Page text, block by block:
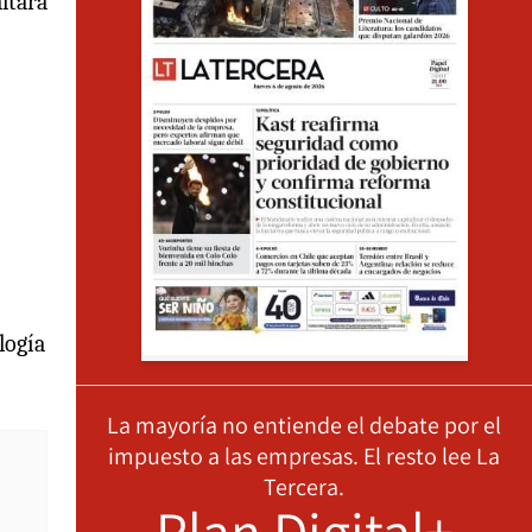
La mayoría no entiende el debate por el
impuesto a las empresas. El resto lee La
Tercera.